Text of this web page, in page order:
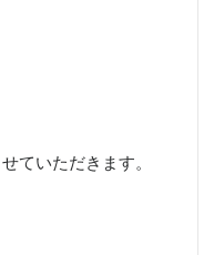
ていただきます。